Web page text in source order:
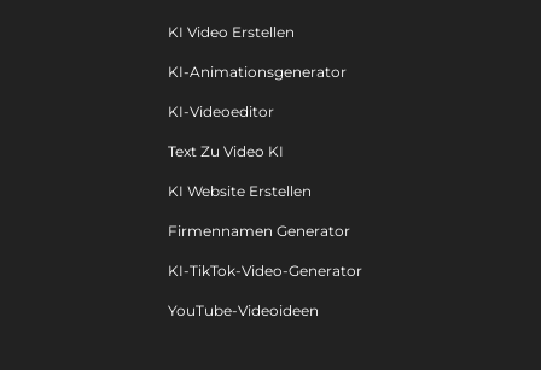
KI Video Erstellen
KI-Animationsgenerator
KI-Videoeditor
Text Zu Video KI
KI Website Erstellen
Firmennamen Generator
KI-TikTok-Video-Generator
YouTube-Videoideen